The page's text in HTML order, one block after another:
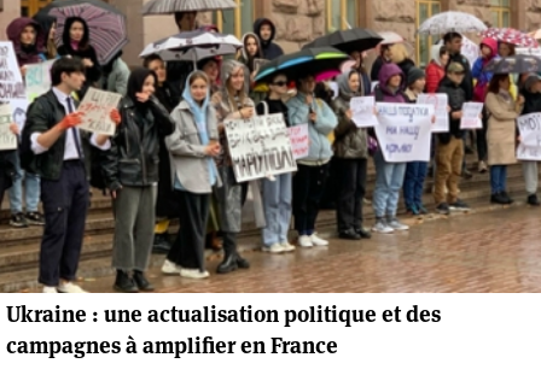
Ukraine : une actualisation politique et des
campagnes à amplifier en France